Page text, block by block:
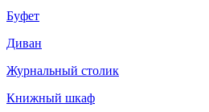
Буфет
Диван
Журнальный столик
Книжный шкаф